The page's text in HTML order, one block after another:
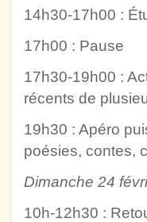
14h30-17h00 :
17h00 : Pause
17h30-19h00 :
récents de
19h30 : Apéro
poésies, contes,
Dimanche 24
10h-12h30 :